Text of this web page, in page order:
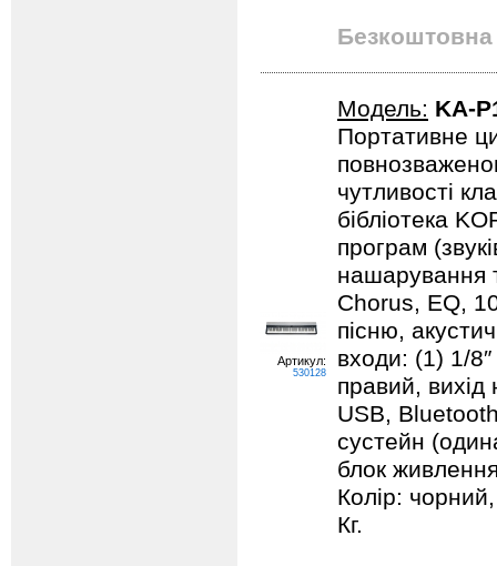
Безкоштовна
Артикул:
530128
Модель: KA-
Портативне
чутливості
бібліотека
програм
нашарування
Chorus, EQ,
пісню,
входи: (1) 1/
правий,
USB,
сустейн
блок
Колір:
Кг.